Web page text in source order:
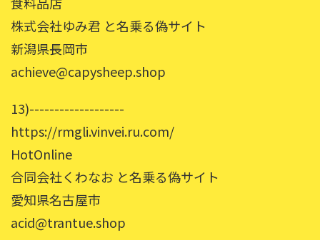
株式会社ゆみ君 と名乗る偽サイト
新潟県長岡市
achieve@capysheep.shop
13)-------------------
https://rmgli.vinvei.ru.com/
HotOnline
合同会社くわなお と名乗る偽サイト
愛知県名古屋市
acid@trantue.shop